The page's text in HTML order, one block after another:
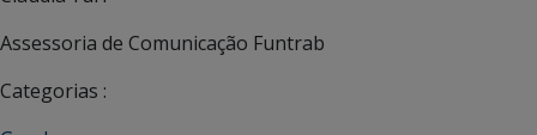
Assessoria de Comunicação Funtrab
Categorias :